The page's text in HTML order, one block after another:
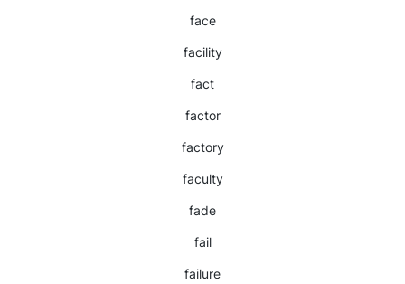
face
facility
fact
factor
factory
faculty
fade
fail
failure